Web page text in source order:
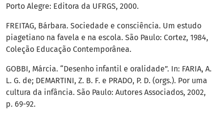
Porto Alegre: Editora da UFRGS, 2000.
FREITAG, Bárbara. Sociedade e consciência. Um estudo
piagetiano na favela e na escola. São Paulo: Cortez, 1984,
Coleção Educação Contemporânea.
GOBBI, Márcia. “Desenho infantil e oralidade”. In: FARIA, A.
L. G. de; DEMARTINI, Z. B. F. e PRADO, P. D. (orgs.). Por uma
cultura da infância. São Paulo: Autores Associados, 2002,
p. 69-92.